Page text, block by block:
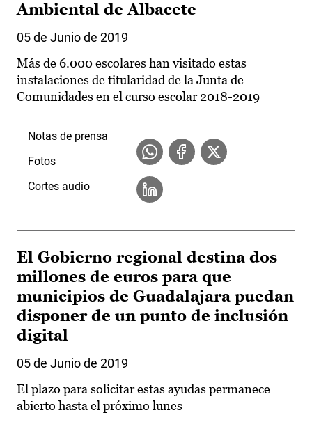
Ambiental de Albacete
05 de Junio de 2019
Más de 6.000 escolares han visitado estas
instalaciones de titularidad de la Junta de
Comunidades en el curso escolar 2018-2019
Notas de prensa
Fotos
Cortes audio
El Gobierno regional destina dos
millones de euros para que
municipios de Guadalajara puedan
disponer de un punto de inclusión
digital
05 de Junio de 2019
El plazo para solicitar estas ayudas permanece
abierto hasta el próximo lunes